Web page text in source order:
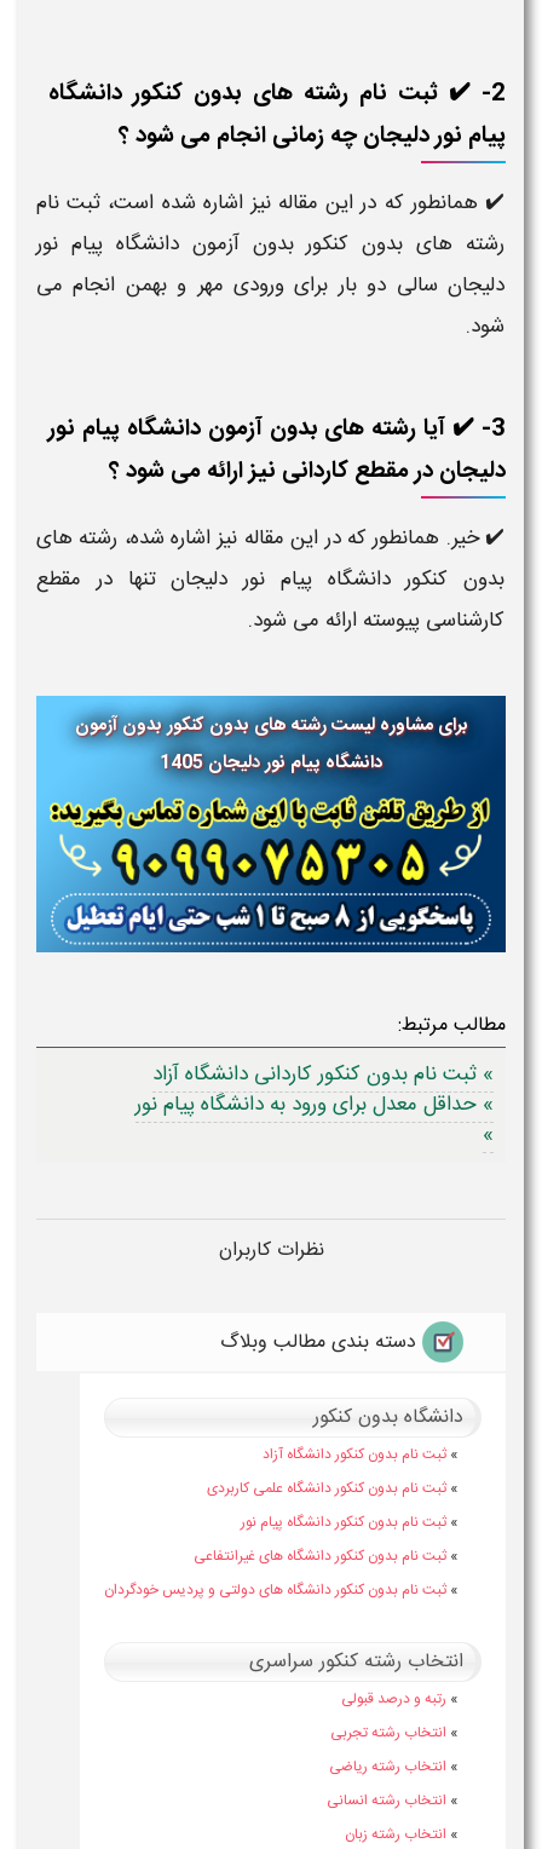
2- ✔️ ثبت نام رشته های بدون کنکور دانشگاه
پیام نور دلیجان چه زمانی انجام می شود ؟
✔️ همانطور که در این مقاله نیز اشاره شده است، ثبت نام
رشته های بدون کنکور بدون آزمون دانشگاه پیام نور
دلیجان سالی دو بار برای ورودی مهر و بهمن انجام می
شود.
3- ✔️ آیا رشته های بدون آزمون دانشگاه پیام نور
دلیجان در مقطع کاردانی نیز ارائه می شود ؟
✔️ خیر. همانطور که در این مقاله نیز اشاره شده، رشته های
بدون کنکور دانشگاه پیام نور دلیجان تنها در مقطع
کارشناسی پیوسته ارائه می شود.
برای مشاوره لیست رشته های بدون کنکور بدون آزمون
دانشگاه پیام نوردلیجان 1405
مطالب مرتبط:
» ثبت نام بدون کنکور کاردانی دانشگاه آزاد
» حداقل معدل برای ورود به دانشگاه پیام نور
»
نظرات کاربران
دسته بندی مطالب وبلاگ
دانشگاه بدون کنکور
» ثبت نام بدون کنکور دانشگاه آزاد
» ثبت نام بدون کنکور دانشگاه علمی کاربردی
» ثبت نام بدون کنکور دانشگاه پیام نور
» ثبت نام بدون کنکور دانشگاه های غیرانتفاعی
» ثبت نام بدون کنکور دانشگاه های دولتی و پردیس خودگردان
انتخاب رشته کنکور سراسری
» رتبه و درصد قبولی
» انتخاب رشته تجربی
» انتخاب رشته ریاضی
» انتخاب رشته انسانی
» انتخاب رشته زبان